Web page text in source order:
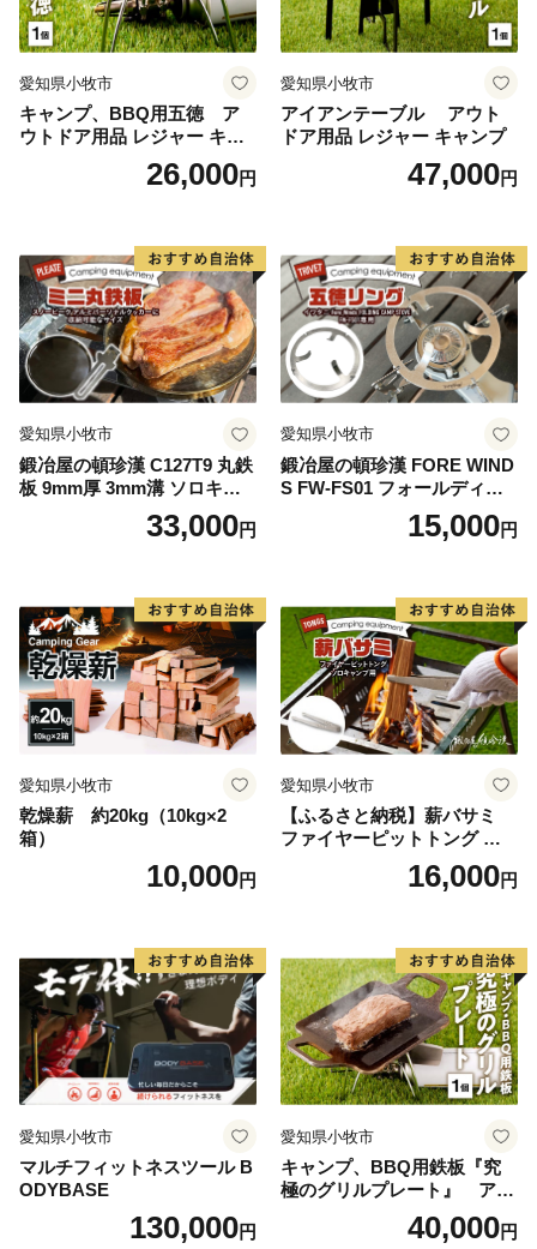
愛知県小牧市
キャンプ、BBQ用五徳 ア
ウトドア用品 レジャー キャ
ンプ バーベキュー BBQ 五徳
26,000円
愛知県小牧市
アイアンテーブル アウト
ドア用品 レジャー キャンプ
47,000円
愛知県小牧市
鍛冶屋の頓珍漢 C127T9 丸鉄
板 9mm厚 3mm溝 ソロキャ
ンプ用 専用ハンドル付き ス
ノーピーク アルミパーソナ
33,000円
愛知県小牧市
鍛冶屋の頓珍漢 FORE WIND
S FW-FS01 フォールディン
グ キャンプストーブ専用 五
15,000円
愛知県小牧市
乾燥薪 約20kg（10kg×2
箱）
10,000円
愛知県小牧市
【ふるさと納税】薪バサミ
ファイヤーピットトング ソ
ロキャンプ用 コンパクト ス
テンレス材 軽量 アウトドア
い 繰り返し使える 日本製 安
心 鍛冶屋の頓珍漢 愛知県 送
料無料
16,000円
愛知県小牧市
マルチフィットネスツール B
ODYBASE
130,000円
愛知県小牧市
キャンプ、BBQ用鉄板『究
極のグリルプレート』 アウ
トドア用品 レジャー キャン
プ バーベキュー BBQ 鉄板
40,000円